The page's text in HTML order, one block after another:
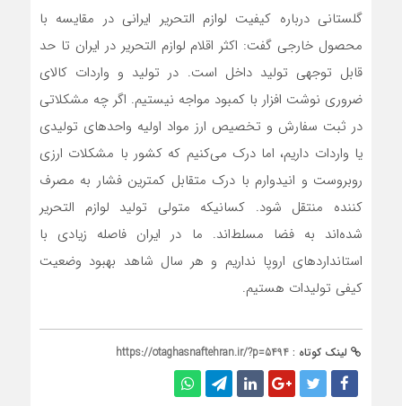
گلستانی درباره کیفیت لوازم التحریر ایرانی در مقایسه با
محصول خارجی گفت: اکثر اقلام لوازم التحریر در ایران تا حد
قابل توجهی تولید داخل است. در تولید و واردات کالای
ضروری نوشت افزار با کمبود مواجه نیستیم. اگر چه مشکلاتی
در ثبت سفارش و تخصیص ارز مواد اولیه واحد‌های تولیدی
یا واردات داریم، اما درک می‌کنیم که کشور با مشکلات ارزی
روبروست و انیدوارم با درک متقابل کمترین فشار به مصرف
کننده منتقل شود. کسانیکه متولی تولید لوازم التحریر
شده‌اند به فضا مسلط‌اند. ما در ایران فاصله زیادی با
استاندارد‌های اروپا نداریم و هر سال شاهد بهبود وضعیت
کیفی تولیدات هستیم.
لینک کوتاه : https://otaghasnaftehran.ir/?p=5494